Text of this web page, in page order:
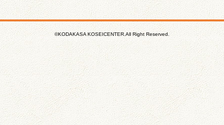
©KODAKASA KOSEICENTER.All Right Reserved.